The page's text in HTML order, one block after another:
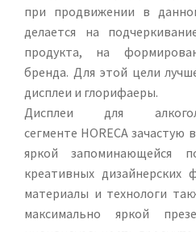
при продвижении в
делается на
продукта, на
бренда. Для этой цели
дисплеи и глорифаеры.
Дисплеи для
сегменте HORECA
яркой запоминающейся
креативных
материалы и технологи
максимально яркой